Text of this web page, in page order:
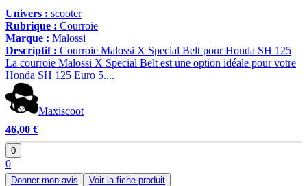
Univers : scooter
Rubrique : Courroie
Marque : Malossi
Descriptif : Courroie Malossi X Special Belt pour Honda SH 125
La courroie Malossi X Special Belt est une option idéale pour votre
Honda SH 125 Euro 5....
Maxiscoot
46,00 €
0
0
Donner mon avis Voir la fiche produit